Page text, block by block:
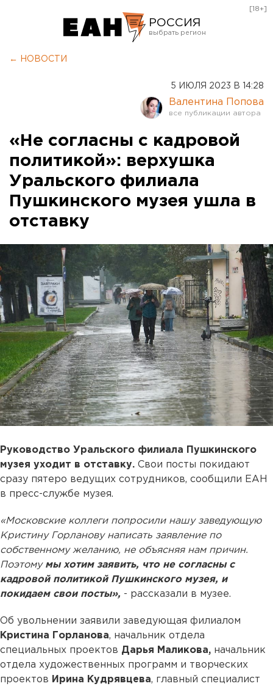
РОССИЯ
Курган
Оренбург
[18+]
← НОВОСТИ
5 ИЮЛЯ 2023 В 14:28
Валентина Попова
«Не согласны с кадровой
политикой»: верхушка
Уральского филиала
Пушкинского музея ушла в
отставку
Руководство Уральского филиала Пушкинского
музея уходит в отставку. Свои посты покидают
сразу пятеро ведущих сотрудников, сообщили ЕАН
в пресс-службе музея.
«Московские коллеги попросили нашу заведующую
Кристину Горланову написать заявление по
собственному желанию, не объясняя нам причин.
Поэтому мы хотим заявить, что не согласны с
кадровой политикой Пушкинского музея, и
покидаем свои посты», - рассказали в музее.
Об увольнении заявили заведующая филиалом
Кристина Горланова, начальник отдела
специальных проектов Дарья Маликова, начальник
отдела художественных программ и творческих
проектов Ирина Кудрявцева, главный специалист